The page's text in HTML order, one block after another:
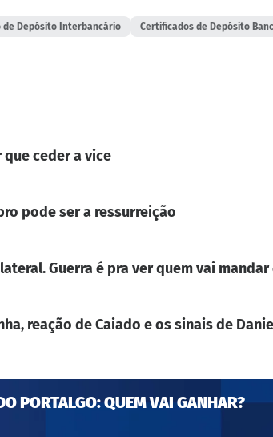
de Depósito Interbancário Certificados de Depósito
ceder a vice
pode ser a ressurreição
Guerra é pra ver quem vai mandar
reação de Caiado e os sinais de
PORTALGO: QUEM VAI GANHAR?